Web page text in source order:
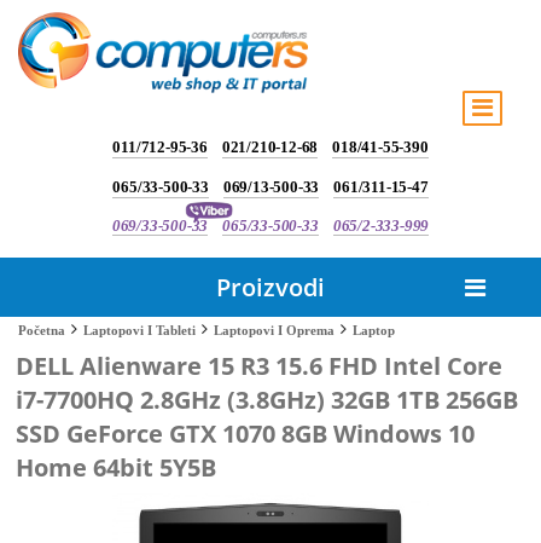
011/712-95-36 021/210-12-68 018/41-55-390
065/33-500-33 069/13-500-33 061/311-15-47
069/33-500-33 065/33-500-33 065/2-333-999
Proizvodi
Početna Laptopovi I Tableti Laptopovi I Oprema Laptop
DELL Alienware 15 R3 15.6 FHD Intel Core
i7-7700HQ 2.8GHz (3.8GHz) 32GB 1TB 256GB
SSD GeForce GTX 1070 8GB Windows 10
Home 64bit 5Y5B